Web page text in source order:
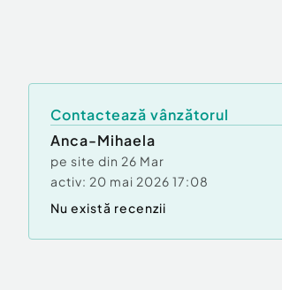
Contactează vânzătorul
Anca-Mihaela
pe site din 26 Mar
activ: 20 mai 2026 17:08
Nu există recenzii